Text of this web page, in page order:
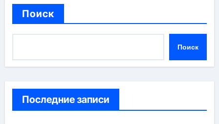
Поиск
Поиск
Последние записи